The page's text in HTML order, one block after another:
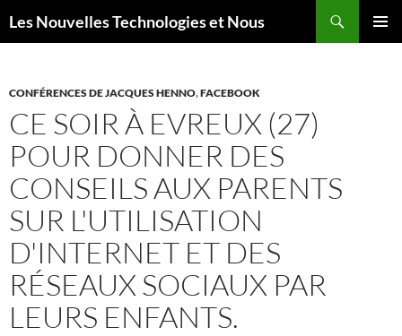
auLes Nouvelles Technologies et Nous
CONFÉRENCES DE JACQUES HENNO,FACEBOOK
CE SOIR À EVREUX (27)
POUR DONNER DES
CONSEILS AUX PARENTS
SUR L'UTILISATION
D'INTERNET ET DES
RÉSEAUX SOCIAUX PAR
LEURS ENFANTS.